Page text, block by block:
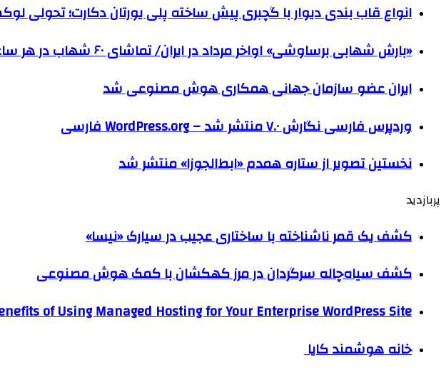
انواع قاب بندی دیوار با گچبری پیش ساخته پلی یورتان دکارت؛ تحولی
«بارش شهابی برساوشی» اواخر مرداد در ایران/ تماشای ۶۰ شهاب در هر ساعت!
ایران عضو سازمان جهانی همکاری هوش مصنوعی شد
وردپرس فارسی نگارش ۷.۰ منتشر شد – WordPress.org فارسی
نخستین تصویر از ستاره همدم «ابط‌الجوزا» منتشر شد
پربازدید
کشف یک قمر ناشناخته با ساختاری عجیب در سیارک «نیسا»
کشف سیاه‌چاله سرگردان در مرز کهکشان با کمک هوش مصنوعی
of Using Managed Hosting for Your Enterprise WordPress Site
خانه هوشمند کایا